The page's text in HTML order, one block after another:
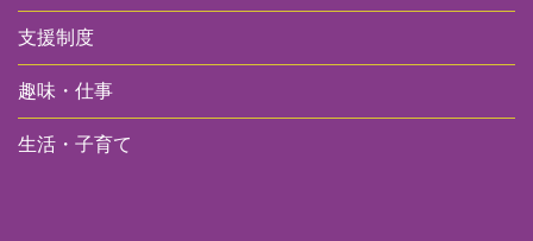
支援制度
趣味・仕事
生活・子育て